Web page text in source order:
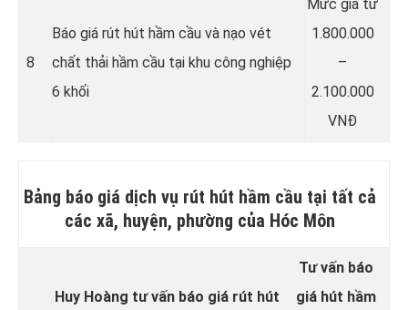
8
Báo giá rút hút hầm cầu và nạo vét
chất thải hầm cầu tại khu công nghiệp
6 khối
Mức giá từ
1.800.000
–
2.100.000
VNĐ
Bảng báo giá dịch vụ rút hút hầm cầu tại tất cả
các xã, huyện, phường của Hóc Môn
Huy Hoàng tư vấn báo giá rút hút
Tư vấn báo
giá hút hầm